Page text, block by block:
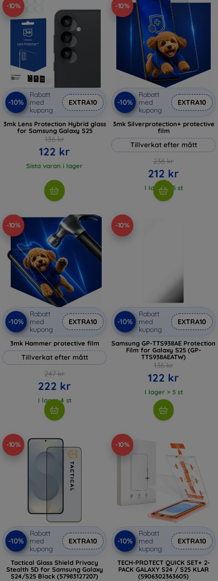
-10%
-10%
Rabatt
med
kupong
EXTRA10
3mk Lens Protection Hybrid glass
for Samsung Galaxy S25
136 kr
122 kr
Sista varan i lager
-10%
-10%
Rabatt
med
kupong
EXTRA10
3mk Silverprotection+ protective
film
Tillverkat efter mått
236 kr
212 kr
I lager > 5 st
-10%
-10%
Rabatt
med
kupong
EXTRA10
3mk Hammer protective film
Tillverkat efter mått
247 kr
222 kr
I lager 4 st
-10%
-10%
Rabatt
med
kupong
EXTRA10
Samsung GP-TTS938AE Protection
Film for Galaxy S25 (GP-
TTS938AEATW)
136 kr
122 kr
I lager > 5 st
-10%
-10%
Rabatt
med
kupong
EXTRA10
Tactical Glass Shield Privacy
Stealth 5D for Samsung Galaxy
S24/S25 Black (57983127207)
-10%
-10%
Rabatt
med
kupong
EXTRA10
TECH-PROTECT QUICK SET+ 2-
PACK GALAXY S24 / S25 KLAR
(5906302363605)